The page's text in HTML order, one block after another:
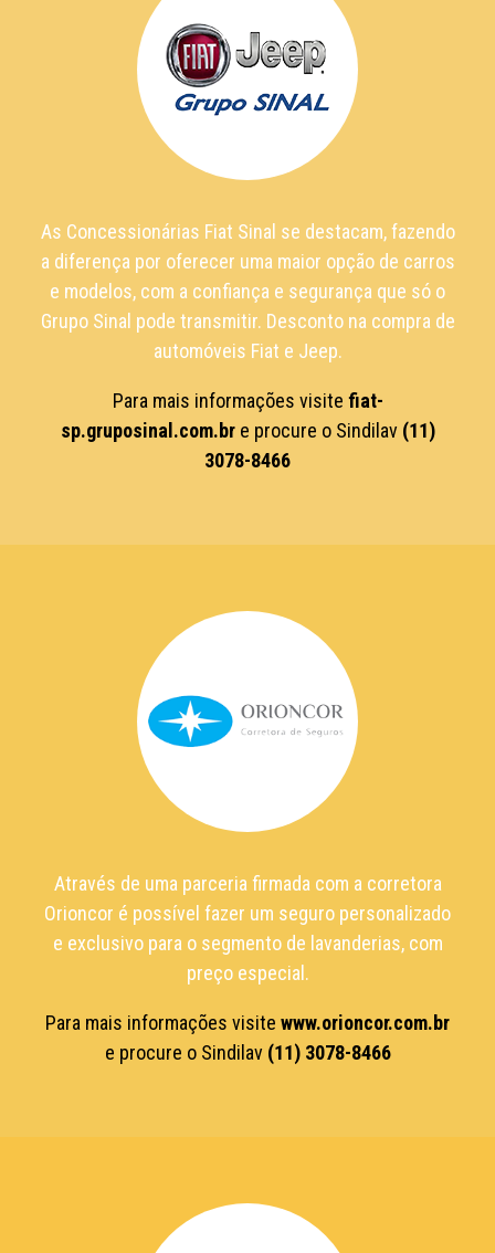
As Concessionárias Fiat Sinal se destacam, fazendo
a diferença por oferecer uma maior opção de carros
e modelos, com a confiança e segurança que só o
Grupo Sinal pode transmitir. Desconto na compra de
automóveis Fiat e Jeep.
Para mais informações visite fiat-
sp.gruposinal.com.bre procure o Sindilav (11)
3078-8466
Através de uma parceria firmada com a corretora
Orioncor é possível fazer um seguro personalizado
e exclusivo para o segmento de lavanderias, com
preço especial.
Para mais informações visite www.orioncor.com.br
e procure o Sindilav (11) 3078-8466